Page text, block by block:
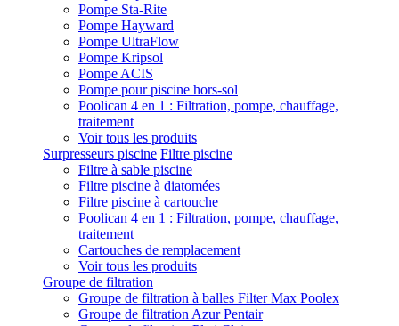
Pompe Sta-Rite
Pompe Hayward
Pompe UltraFlow
Pompe Kripsol
Pompe ACIS
Pompe pour piscine hors-sol
Poolican 4 en 1 : Filtration, pompe, chauffage,
traitement
Voir tous les produits
Surpresseurs piscine Filtre piscine
Filtre à sable piscine
Filtre piscine à diatomées
Filtre piscine à cartouche
Poolican 4 en 1 : Filtration, pompe, chauffage,
traitement
Cartouches de remplacement
Voir tous les produits
Groupe de filtration
Groupe de filtration à balles Filter Max Poolex
Groupe de filtration Azur Pentair